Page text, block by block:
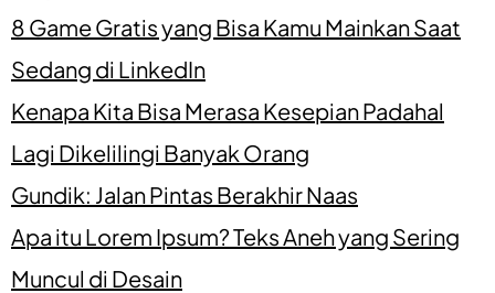
8 Game Gratis yang Bisa Kamu Mainkan Saat
Sedang di LinkedIn
Kenapa Kita Bisa Merasa Kesepian Padahal
Lagi Dikelilingi Banyak Orang
Gundik: Jalan Pintas Berakhir Naas
Apa itu Lorem Ipsum? Teks Aneh yang Sering
Muncul di Desain